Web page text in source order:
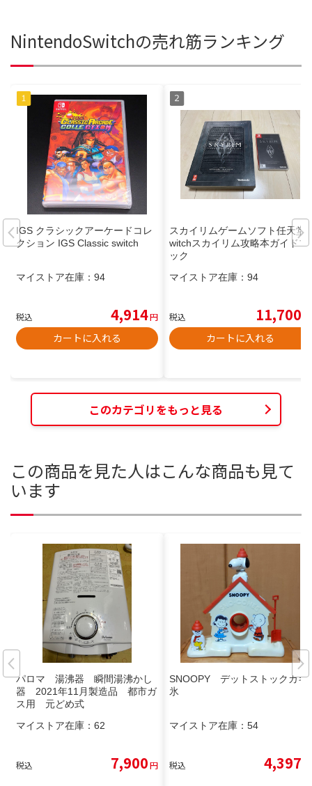
NintendoSwitchの売れ筋ランキング
IGS クラシックアーケードコレ
クション IGS Classic switch
マイストア在庫： 94
税込 4,914円
カートに入れる
スカイリムゲームソフト任天堂s
witchスカイリム攻略本ガイドブ
ック
マイストア在庫： 94
税込 11,700
カートに入れる
このカテゴリをもっと見る
この商品を見た人はこんな商品も見て
います
パロマ 湯沸器 瞬間湯沸かし
器 2021年11月製造品 都市ガ
ス用 元どめ式
マイストア在庫： 62
税込 7,900円
SNOOPY デットストックカキ
氷
マイストア在庫： 54
税込 4,397